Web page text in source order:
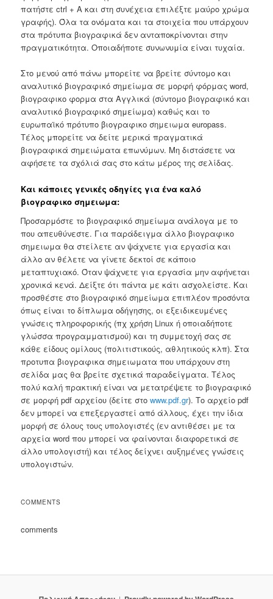
πατήστε ctrl + A και στη συνέχεια επιλέξτε μαύρο χρώμα
γραφής). Όλα τα ονόματα και τα στοιχεία που υπάρχουν
στα πρότυπα βιογραφικά δεν ανταποκρίνονται στην
πραγματικότητα. Οποιαδήποτε συνωνυμία είναι τυχαία.
Στο μενού από πάνω μπορείτε να βρείτε σύντομο και
αναλυτικό βιογραφικό σημείωμα σε μορφή φόρμας word,
βιογραφικο φορμα στα Αγγλικά (σύντομο βιογραφικό και
αναλυτικό βιογραφικό σημείωμα) καθώς και το
ευρωπαϊκό πρότυπο βιογραφικο σημειωμα europass.
Τέλος μπορείτε να δείτε μερικά πραγματικά
βιογραφικά σημειώματα επωνύμων. Μη διστάσετε να
αφήσετε τα σχόλιά σας στο κάτω μέρος της σελίδας.
Και κάποιες γενικές οδηγίες για ένα καλό
βιογραφικο σημειωμα:
Προσαρμόστε το βιογραφικό σημείωμα ανάλογα με το
που απευθύνεστε. Για παράδειγμα άλλο βιογραφικο
σημειωμα θα στείλετε αν ψάχνετε για εργασία και
άλλο αν θέλετε να γίνετε δεκτοί σε κάποιο
μεταπτυχιακό. Όταν ψάχνετε για εργασία μην αφήνεται
χρονικά κενά. Δείξτε ότι πάντα με κάτι ασχολείστε. Και
προσθέστε στο βιογραφικό σημείωμα επιπλέον προσόντα
όπως είναι το δίπλωμα οδήγησης, οι εξειδικευμένες
γνώσεις πληροφορικής (πχ χρήση Linux ή οποιαδήποτε
γλώσσα προγραμματισμού) και τη συμμετοχή σας σε
κάθε είδους ομίλους (πολιτιστικούς, αθλητικούς κλπ). Στα
προτυπα βιογραφικα σημειωματα που υπάρχουν στη
σελίδα μας θα βρείτε σχετικά παραδείγματα. Τέλος
πολύ καλή πρακτική είναι να μετατρέψετε το βιογραφικό
σε μορφή pdf αρχείου (δείτε στοwww.pdf.gr). Το αρχείο pdf
δεν μπορεί να επεξεργαστεί από άλλους, έχει την ίδια
μορφή σε όλους τους υπολογιστές (εν αντιθέσει με τα
αρχεία word που μπορεί να φαίνονται διαφορετικά σε
άλλο υπολογιστή) και τέλος δείχνει αυξημένες γνώσεις
υπολογιστών.
COMMENTS
comments